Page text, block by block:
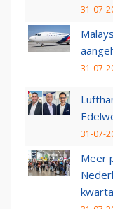
31-07-
31-07-
31-07-
Meer